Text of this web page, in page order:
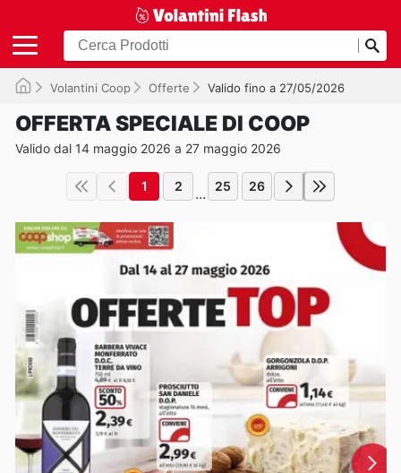
Volantini Coop Offerte Valido fino a 27/05/2026
OFFERTA SPECIALE DI COOP
Valido dal 14 maggio 2026 a 27 maggio 2026
1 2 ... 25 26